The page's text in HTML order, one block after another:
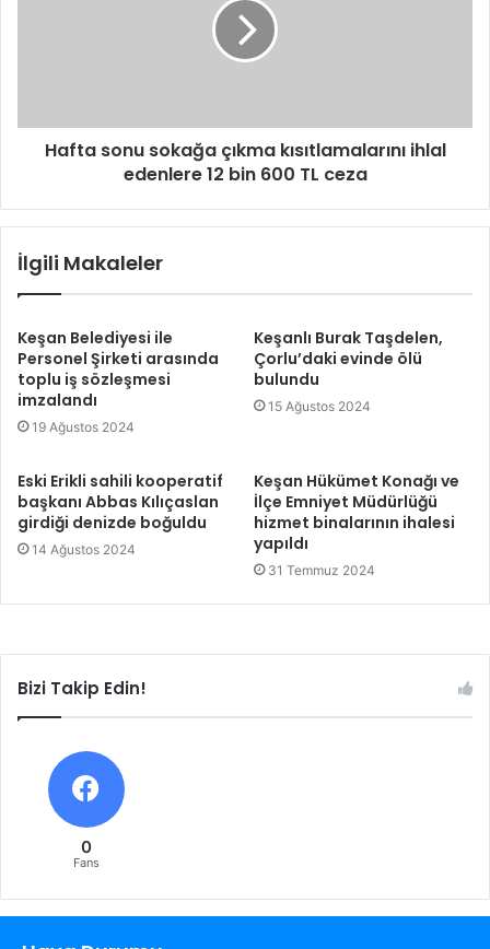
Hafta sonu sokağa çıkma kısıtlamalarını ihlal
edenlere 12 bin 600 TL ceza
İlgili Makaleler
Keşan Belediyesi ile
Personel Şirketi arasında
toplu iş sözleşmesi
imzalandı
19 Ağustos 2024
Keşanlı Burak Taşdelen,
Çorlu’daki evinde ölü
bulundu
15 Ağustos 2024
Eski Erikli sahili kooperatif
başkanı Abbas Kılıçaslan
girdiği denizde boğuldu
14 Ağustos 2024
Keşan Hükümet Konağı ve
İlçe Emniyet Müdürlüğü
hizmet binalarının ihalesi
yapıldı
31 Temmuz 2024
Bizi Takip Edin!
0
Fans